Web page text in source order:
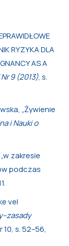
RYZYKA DLA
AS A
9 (2013), s.
„Żywienie
i Nauki o
zakresie
podczas
vel
10, s. 52–56,